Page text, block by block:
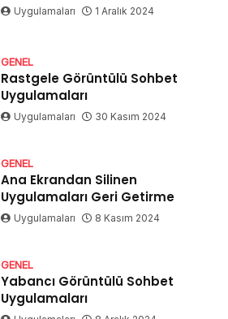
Uygulamaları 1 Aralık 2024
GENEL
Rastgele Görüntülü Sohbet
Uygulamaları
Uygulamaları 30 Kasım 2024
GENEL
Ana Ekrandan Silinen
Uygulamaları Geri Getirme
Uygulamaları 8 Kasım 2024
GENEL
Yabancı Görüntülü Sohbet
Uygulamaları